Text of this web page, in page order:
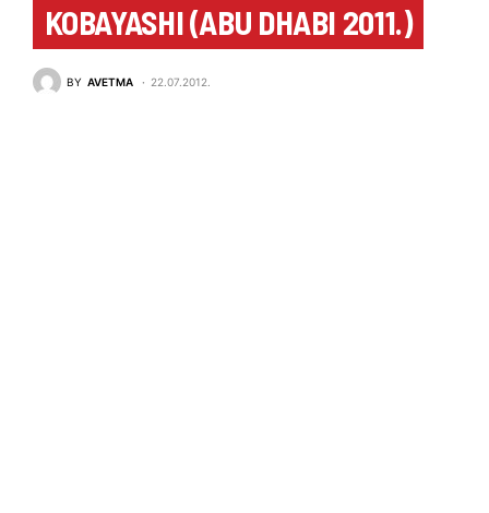
KOBAYASHI (ABU DHABI 2011.)
BY AVETMA 22.07.2012.